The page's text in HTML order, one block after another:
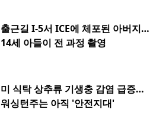
출근길 I-5서 ICE에 체포된 아버지…
14세 아들이 전 과정 촬영
미 식탁 상추류 기생충 감염 급증…
워싱턴주는 아직 '안전지대'